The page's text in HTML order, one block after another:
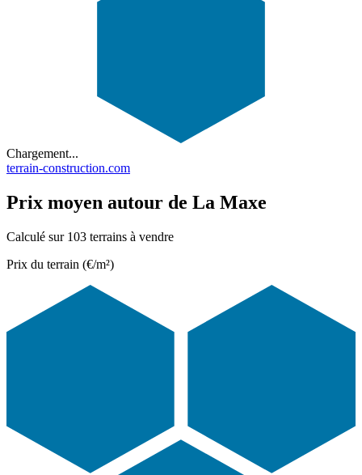
Chargement...
terrain-construction.com
Prix moyen autour de La Maxe
Calculé sur 103 terrains à vendre
Prix du terrain (€/m²)